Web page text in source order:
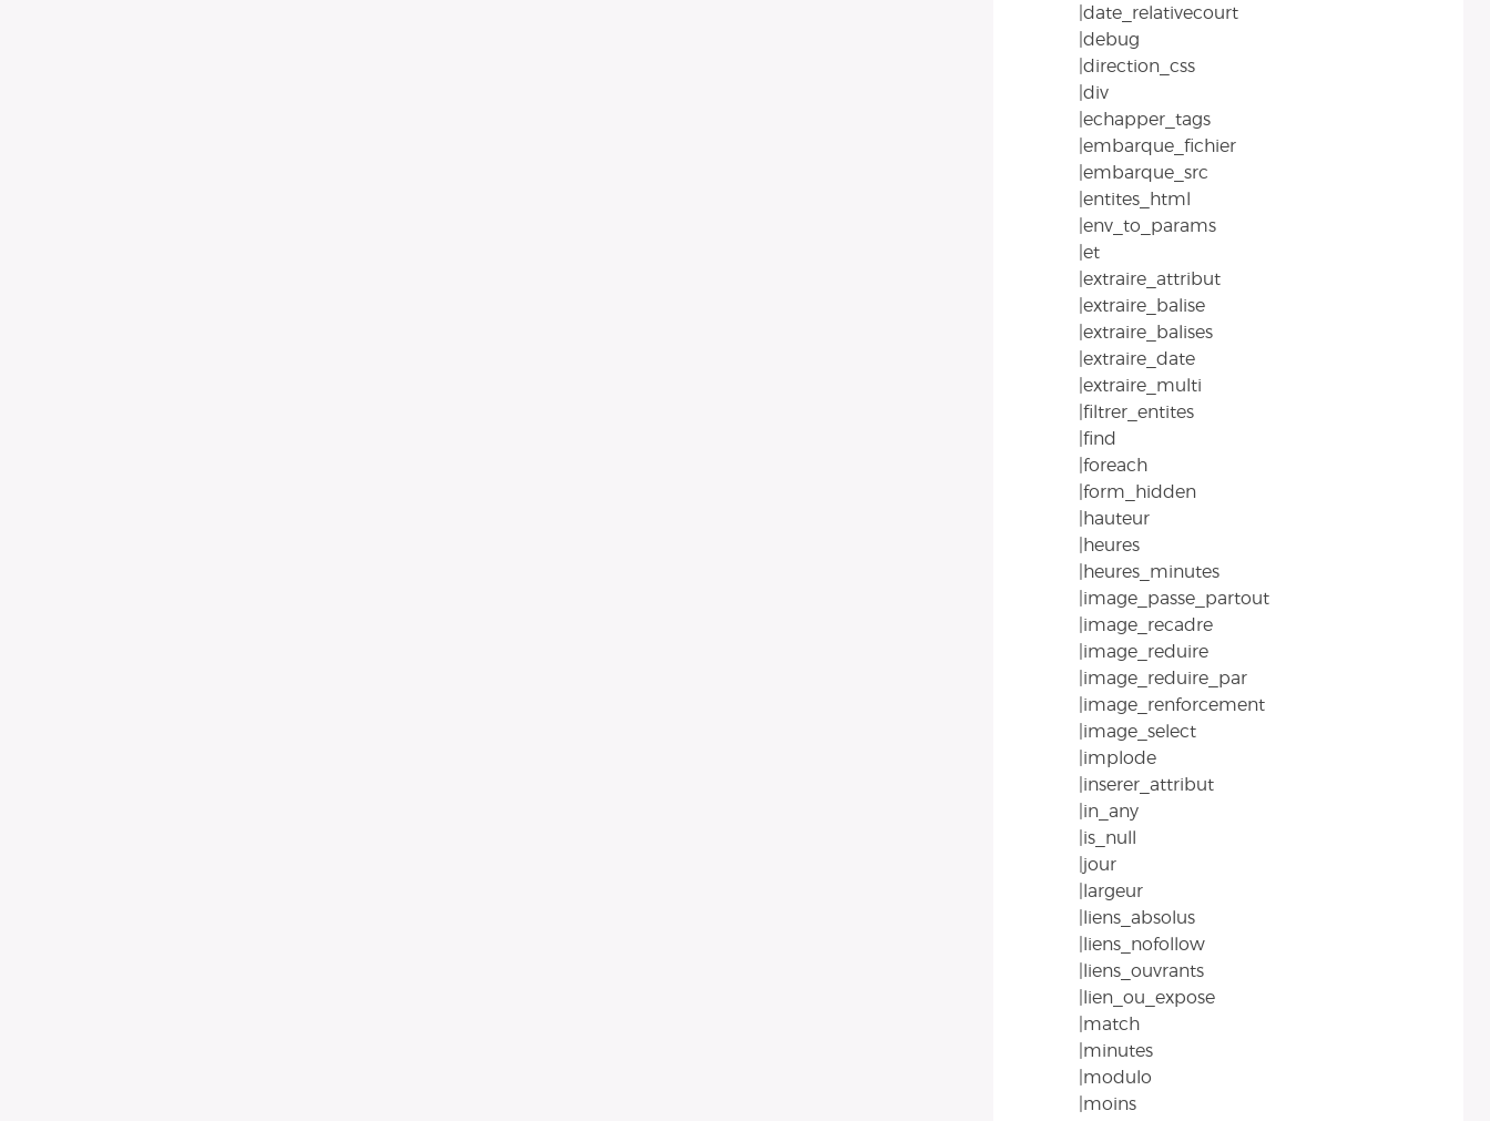
|date_relativecourt
|debug
|direction_css
|div
|echapper_tags
|embarque_fichier
|embarque_src
|entites_html
|env_to_params
|et
|extraire_attribut
|extraire_balise
|extraire_balises
|extraire_date
|extraire_multi
|filtrer_entites
|find
|foreach
|form_hidden
|hauteur
|heures
|heures_minutes
|image_passe_partout
|image_recadre
|image_reduire
|image_reduire_par
|image_renforcement
|image_select
|implode
|inserer_attribut
|in_any
|is_null
|jour
|largeur
|liens_absolus
|liens_nofollow
|liens_ouvrants
|lien_ou_expose
|match
|minutes
|modulo
|moins